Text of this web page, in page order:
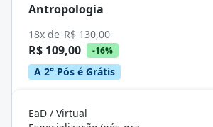
Antropologia
18x de R$ 130,00
R$ 109,00 -16%
A 2° Pós é Grátis
EaD / Virtual